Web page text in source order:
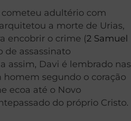
adultério com
a morte de Urias,
encobrir o crime (2 Samuel
de assassinato
assim, Davi é lembrado nas
homem segundo o coração
ecoa até o Novo
do próprio Cristo.